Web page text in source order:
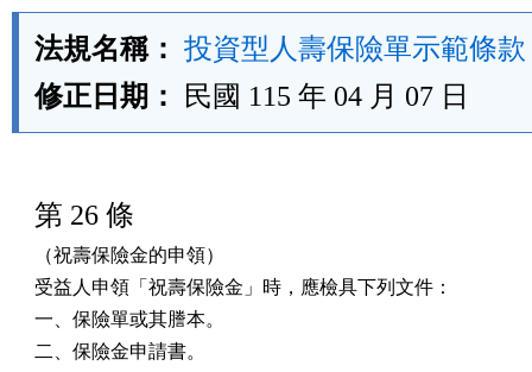
法規名稱： 投資型人壽保險單示範條款
修正日期：
民國 115 年 04 月 07 日
第 26 條
（祝壽保險金的申領）
受益人申領「祝壽保險金」時，應檢具下列文件：
一、保險單或其謄本。
二、保險金申請書。